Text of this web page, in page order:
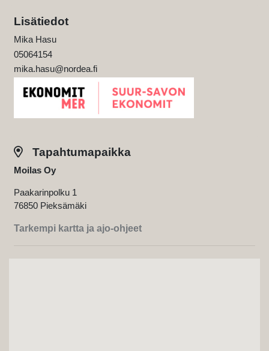
Lisätiedot
Mika Hasu
05064154
mika.hasu@nordea.fi
Tapahtumapaikka
Moilas Oy
Paakarinpolku 1
76850 Pieksämäki
Tarkempi kartta ja ajo-ohjeet